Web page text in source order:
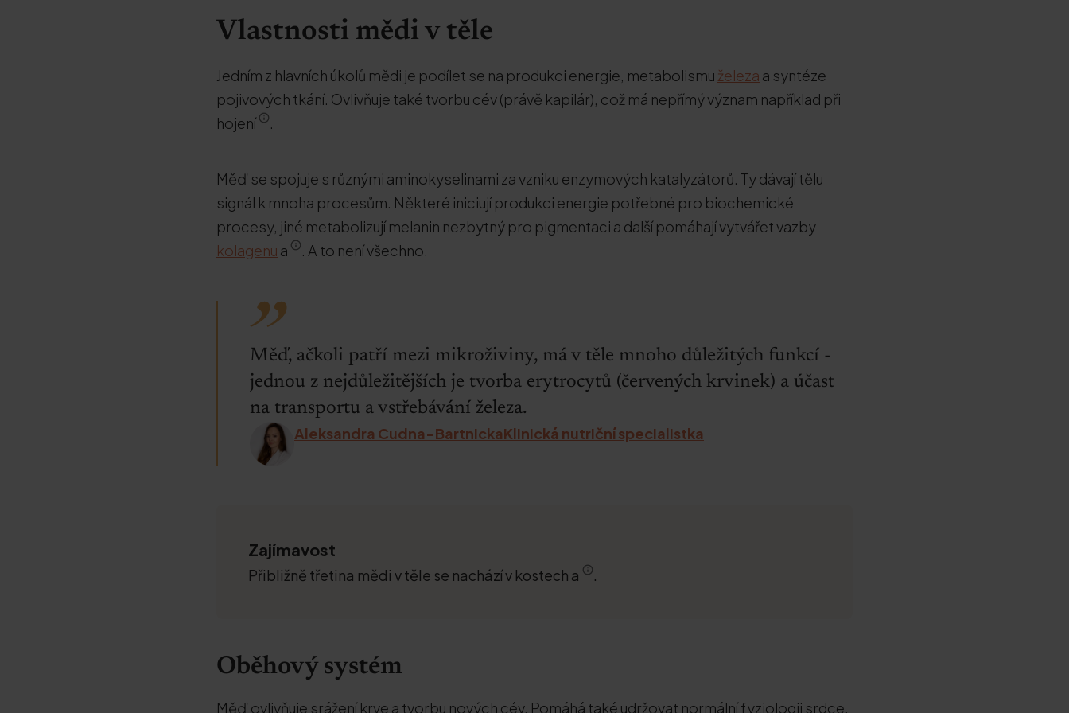
Vlastnosti mědi v těle
Jedním z hlavních úkolů mědi je podílet se na produkci energie, metabolismu železa a syntéze
pojivových tkání. Ovlivňuje také tvorbu cév (právě kapilár), což má nepřímý význam například při
hojení
.
Měď se spojuje s různými aminokyselinami za vzniku enzymových katalyzátorů. Ty dávají tělu
signál k mnoha procesům. Některé iniciují produkci energie potřebné pro biochemické
procesy, jiné metabolizují melanin nezbytný pro pigmentaci a další pomáhají vytvářet vazby
kolagenu a . A to není všechno.
Měď, ačkoli patří mezi mikroživiny, má v těle mnoho důležitých funkcí -
jednou z nejdůležitějších je tvorba erytrocytů (červených krvinek) a účast
na transportu a vstřebávání železa.
Aleksandra Cudna-BartnickaKlinická nutriční specialistka
Zajímavost
Přibližně třetina mědi v těle se nachází v kostech a .
Oběhový systém
Měď ovlivňuje srážení krve a tvorbu nových cév. Pomáhá také udržovat normální fyziologii srdce.